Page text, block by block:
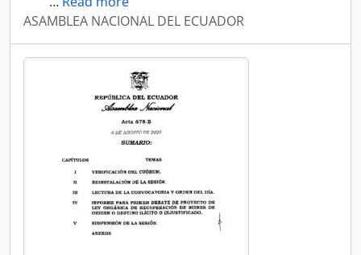
ASAMBLEA NACIONAL DEL ECUADOR